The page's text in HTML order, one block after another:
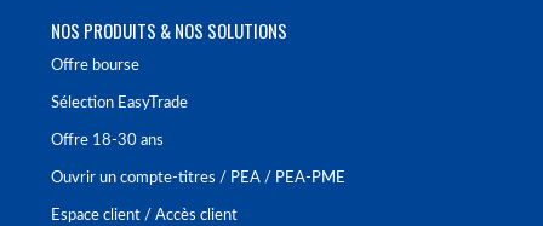
NOS PRODUITS & NOS SOLUTIONS
Offre bourse
Sélection EasyTrade
Offre 18-30 ans
Ouvrir un compte-titres / PEA / PEA-PME
Espace client / Accès client